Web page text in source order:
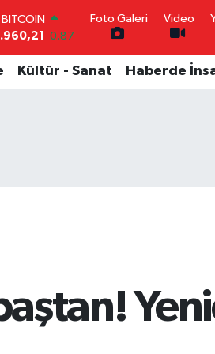
DOLAR
0.18
EURO
0.32
Foto Galeri Video
Kültür - Sanat Haberde